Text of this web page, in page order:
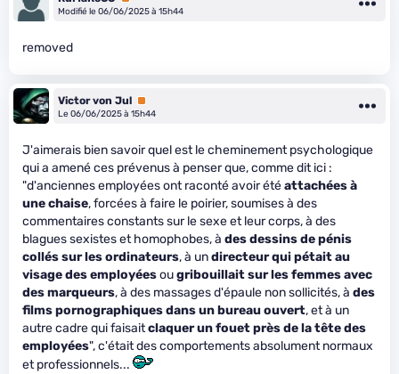
Modifié le 06/06/2025 à 15h44
removed
Victor von Jul Premium
Le 06/06/2025 à 15h44
J'aimerais bien savoir quel est le cheminement psychologique
qui a amené ces prévenus à penser que, comme dit ici :
"d'anciennes employées ont raconté avoir étéattachées à
une chaise, forcées à faire le poirier, soumises à des
commentaires constants sur le sexe et leur corps, à des
blagues sexistes et homophobes, à des dessins de pénis
collés sur les ordinateurs, à undirecteur qui pétait au
visage des employéesougribouillait sur les femmes avec
des marqueurs, à des massages d'épaule non sollicités, à des
films pornographiques dans un bureau ouvert, et à un
autre cadre qui faisaitclaquer un fouet près de la tête des
employées", c'était des comportements absolument normaux
et professionnels...